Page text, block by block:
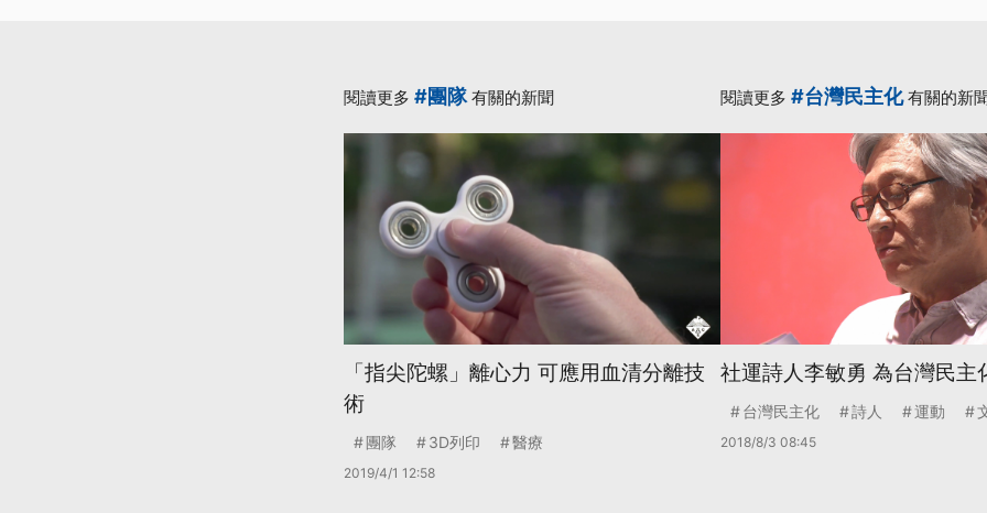
閱讀更多 #團隊有關的新聞
「指尖陀螺」離心力 可應用血清分離技
術
團隊 3D列印 醫療
2019/4/1 12:58
閱讀更多 #台灣民主化有關的新
社運詩人李敏勇 為台灣民主
台灣民主化 詩人 運動
2018/8/3 08:45